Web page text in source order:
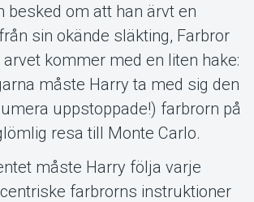
Om Tickster
besked om att han ärvt en
sin okände släkting, Farbror
kommer med en liten hake:
måste Harry ta med sig den
uppstoppade!) farbrorn på
resa till Monte Carlo.
måste Harry följa varje
farbrorns instruktioner